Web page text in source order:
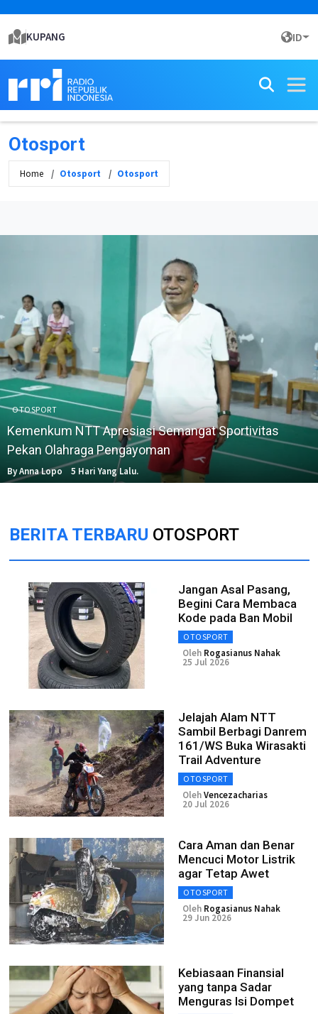
KUPANG ID
Otosport
Home Otosport Otosport
OTOSPORT
Kemenkum NTT Apresiasi Semangat Sportivitas
Pekan Olahraga Pengayoman
By Anna Lopo 5 Hari Yang Lalu.
BERITA TERBARU OTOSPORT
Jangan Asal Pasang,
Begini Cara Membaca
Kode pada Ban Mobil
OTOSPORT
Oleh Rogasianus Nahak
25 Jul 2026
Jelajah Alam NTT
Sambil Berbagi Danrem
161/WS Buka Wirasakti
Trail Adventure
OTOSPORT
OlehVencezacharias
20 Jul 2026
Cara Aman dan Benar
Mencuci Motor Listrik
agar Tetap Awet
OTOSPORT
Oleh Rogasianus Nahak
29 Jun 2026
Kebiasaan Finansial
yang tanpa Sadar
Menguras Isi Dompet